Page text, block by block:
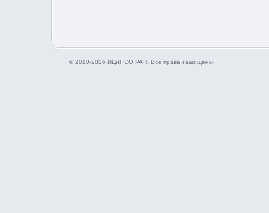
© 2010-2026 ИЦиГ СО РАН. Все права защищены.